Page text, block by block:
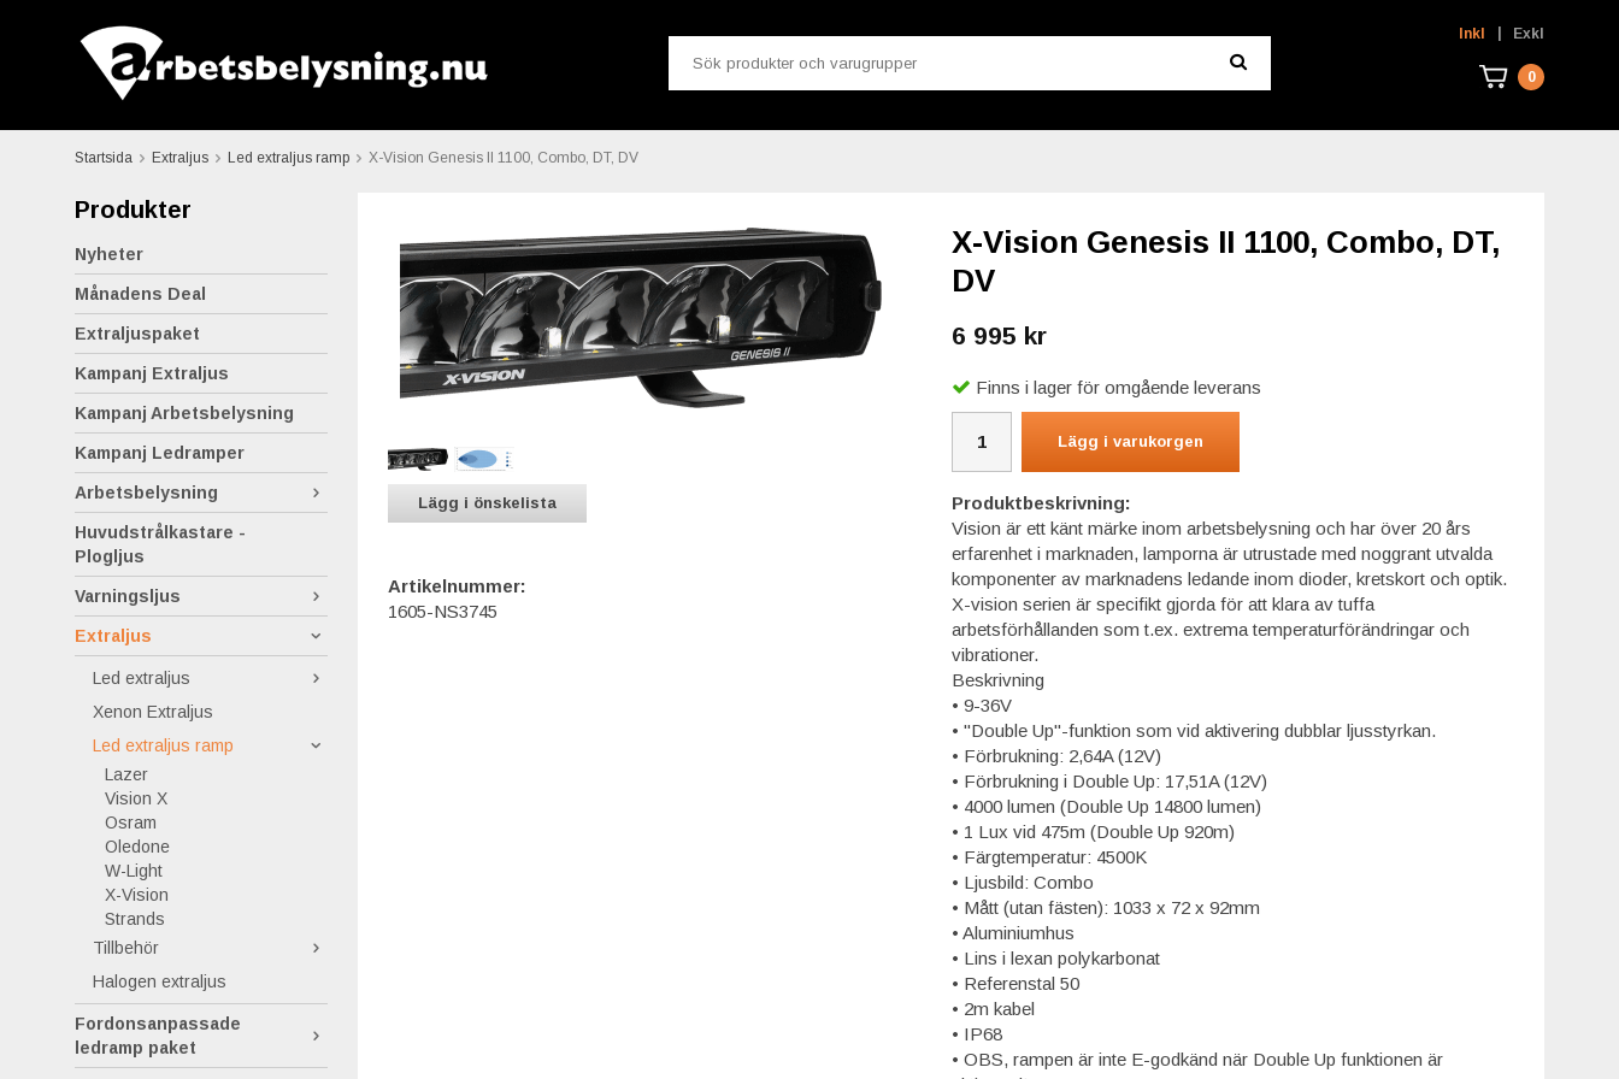
Inkl Exkl
0
Startsida Extraljus Led extraljus ramp X-Vision Genesis II 1100, Combo, DT, DV
Produkter
Nyheter
Månadens Deal
Extraljuspaket
Kampanj Extraljus
Kampanj Arbetsbelysning
Kampanj Ledramper
Arbetsbelysning
Huvudstrålkastare -
Plogljus
Varningsljus
Extraljus
Led extraljus
Xenon Extraljus
Led extraljus ramp
Lazer
Vision X
Osram
Oledone
W-Light
X-Vision
Strands
Tillbehör
Halogen extraljus
Fordonsanpassade
ledramp paket
X-Vision Genesis II 1100, Combo, DT,
DV
6 995 kr
Finns i lager för omgående leverans
Lägg i varukorgen
Produktbeskrivning:
Vision är ett känt märke inom arbetsbelysning och har över 20 års
erfarenhet i marknaden, lamporna är utrustade med noggrant utvalda
komponenter av marknadens ledande inom dioder, kretskort och optik.
X-vision serien är specifikt gjorda för att klara av tuffa
arbetsförhållanden som t.ex. extrema temperaturförändringar och
vibrationer.
Beskrivning
• 9-36V
• "Double Up"-funktion som vid aktivering dubblar ljusstyrkan.
• Förbrukning: 2,64A (12V)
• Förbrukning i Double Up: 17,51A (12V)
• 4000 lumen (Double Up 14800 lumen)
• 1 Lux vid 475m (Double Up 920m)
• Färgtemperatur: 4500K
• Ljusbild: Combo
• Mått (utan fästen): 1033 x 72 x 92mm
• Aluminiumhus
• Lins i lexan polykarbonat
• Referenstal 50
• 2m kabel
• IP68
• OBS, rampen är inte E-godkänd när Double Up funktionen är
Lägg i önskelista
Artikelnummer:
1605-NS3745